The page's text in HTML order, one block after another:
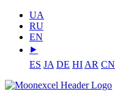
UA
RU
EN
⯈
ES JA DE HI AR CN